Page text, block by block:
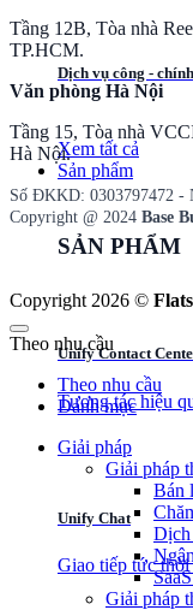
Dịch vụ công -
Xem tất cả
Sản phẩm
SẢN PHẨM
Unify Contact
Tương tác hiệu
Unify Chat
Giao tiếp tức thời
Tầng 12B, Tòa nhà
TP.HCM.
Văn phòng Hà Nội
Tầng 15, Tòa nhà
Hà Nội.
Số ĐKKD: 0​3​0​3​7​9​7​4​7​2 -
Copyright @ 2024 Base
Copyright 2026 ©
Theo nhu cầu
Theo nhu cầu
Danh mục
Giải pháp
Giải pháp
Bán
Dịch
Giải pháp